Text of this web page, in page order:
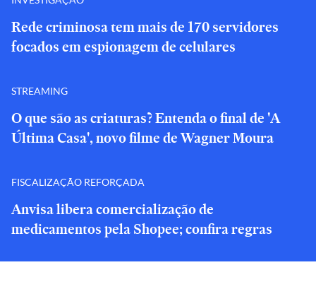
Rede criminosa tem mais de 170 servidores
focados em espionagem de celulares
STREAMING
O que são as criaturas? Entenda o final de 'A
Última Casa', novo filme de Wagner Moura
FISCALIZAÇÃO REFORÇADA
Anvisa libera comercialização de
medicamentos pela Shopee; confira regras